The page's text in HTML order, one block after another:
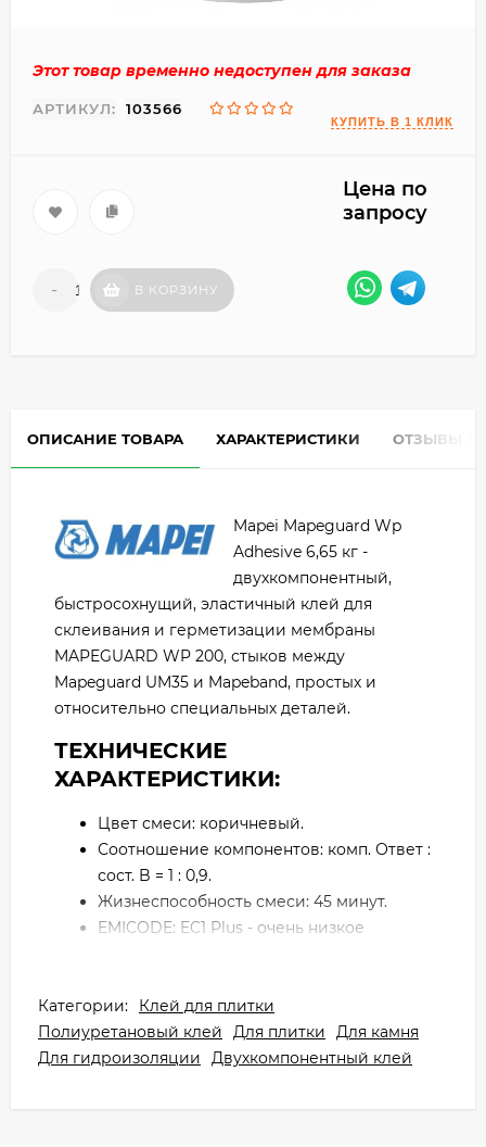
Этот товар временно недоступен для заказа
АРТИКУЛ: 103566
Цена по
запросу
- + В КОРЗИНУ
ОПИСАНИЕ ТОВАРА ХАРАКТЕРИСТИКИ ОТЗЫВЫ
Mapei Mapeguard Wp
Adhesive 6,65 кг -
двухкомпонентный,
быстросохнущий, эластичный клей для
склеивания и герметизации мембраны
MAPEGUARD WP 200, стыков между
Mapeguard UM35 и Mapeband, простых и
относительно специальных деталей.
ТЕХНИЧЕСКИЕ
ХАРАКТЕРИСТИКИ:
Цвет смеси: коричневый.
Соотношение компонентов: комп. Ответ :
сост. B = 1 : 0,9.
Жизнеспособность смеси: 45 минут.
EMICODE: EC1 Plus - очень низкое
Упаковка: комплект весом 6,65 кг
(компонент А 3,5 кг + компонент В 3,15 кг).
Категории:
Клей для плитки
Полиуретановый клей
Для плитки
Для камня
Для гидроизоляции
Двухкомпонентный клей